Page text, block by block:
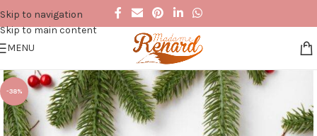
Skip to navigation
Skip to main content
MENU
-38%